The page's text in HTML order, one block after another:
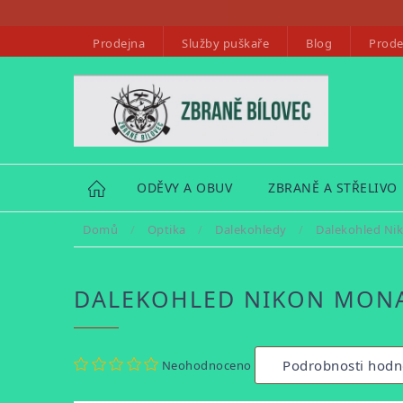
Prodejna Služby puškaře Blog
HOME ODĚVY A OBUV ZBRANĚ A STŘELIVO
Domů / Optika / Dalekohledy / Dalekohled
DALEKOHLED NIKON
hodnocení
Neohodnoceno Podrobnosti